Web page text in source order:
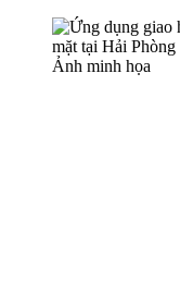
Ảnh minh họa